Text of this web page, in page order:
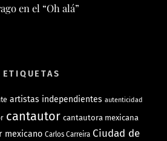
en el “Oh alá”
ETIQUETAS
artistas independientes autenticidad
cantautor cantautora mexicana
mexicano Carlos Carreira Ciudad de